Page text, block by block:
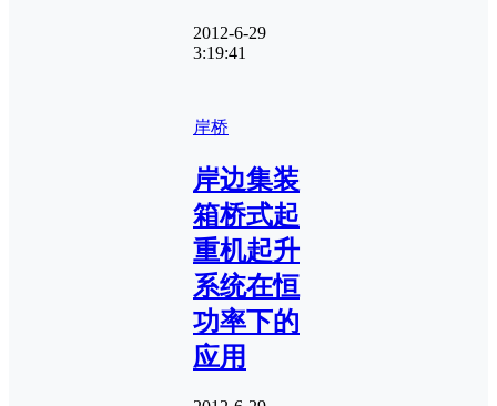
2012-6-29
3:19:41
岸桥
岸边集装
箱桥式起
重机起升
系统在恒
功率下的
应用